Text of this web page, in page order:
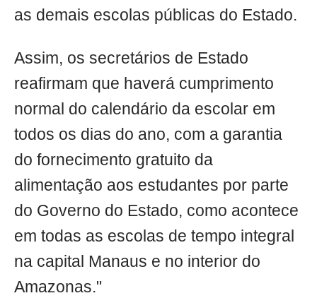
as demais escolas públicas do Estado.
Assim, os secretários de Estado
reafirmam que haverá cumprimento
normal do calendário da escolar em
todos os dias do ano, com a garantia
do fornecimento gratuito da
alimentação aos estudantes por parte
do Governo do Estado, como acontece
em todas as escolas de tempo integral
na capital Manaus e no interior do
Amazonas."